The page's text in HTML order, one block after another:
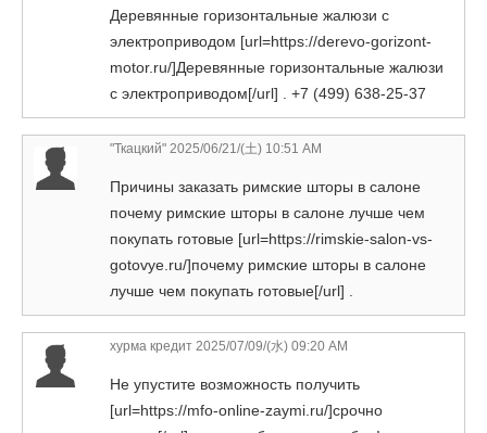
Деревянные горизонтальные жалюзи с
электроприводом [url=https://derevo-gorizont-
motor.ru/]Деревянные горизонтальные жалюзи
с электроприводом[/url] . +7 (499) 638-25-37
"Ткацкий" 2025/06/21/(土) 10:51 AM
Причины заказать римские шторы в салоне
почему римские шторы в салоне лучше чем
покупать готовые [url=https://rimskie-salon-vs-
gotovye.ru/]почему римские шторы в салоне
лучше чем покупать готовые[/url] .
хурма кредит 2025/07/09/(水) 09:20 AM
Не упустите возможность получить
[url=https://mfo-online-zaymi.ru/]срочно